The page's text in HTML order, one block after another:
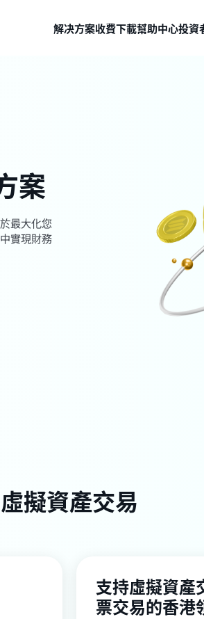
解决方案收費下載幫助中心投資
案
最大化您
實現財務
虛擬資產交易
支持虛擬資產
票交易的香港